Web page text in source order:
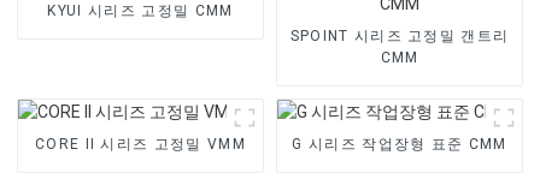
KYUI 시리즈 고정밀 CMM
SPOINT 시리즈 고정밀 갠트리
CMM
CORE II 시리즈 고정밀 VMM G 시리즈 작업장형 표준 CMM